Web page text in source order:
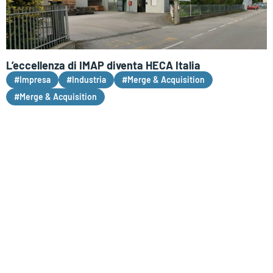
L’eccellenza di IMAP diventa HECA Italia
#Impresa #Industria
#Merge & Acquisition
#Merge & Acquisition